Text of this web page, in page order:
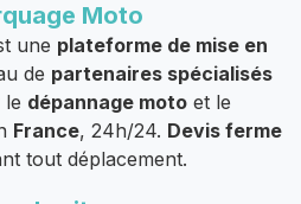
Moto
une plateforme de mise en
de partenaires spécialisés
le dépannage moto et le
France, 24h/24. Devis ferme
tout déplacement.